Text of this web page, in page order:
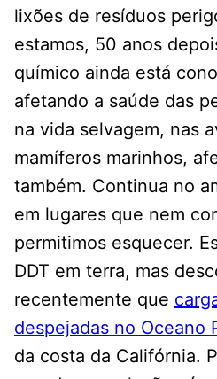
lixões de resíduos
estamos, 50 anos
químico ainda está
afetando a saúde das
na vida selvagem, nas
mamíferos marinhos,
também. Continua no
em lugares que nem
permitimos esquecer.
DDT em terra, mas
recentemente que
despejadas no Oceano
da costa da Califórnia.